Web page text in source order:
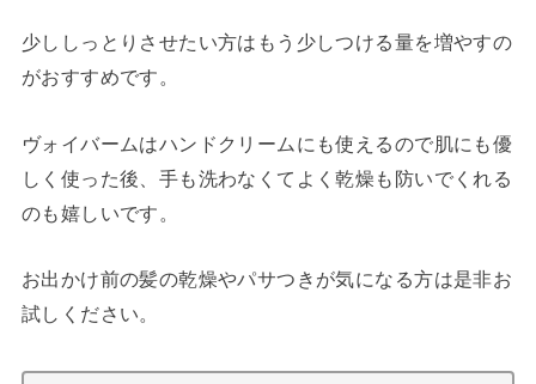
少ししっとりさせたい方はもう少しつける量を増やすの
がおすすめです。
ヴォイバームはハンドクリームにも使えるので肌にも優
しく使った後、手も洗わなくてよく乾燥も防いでくれる
のも嬉しいです。
お出かけ前の髪の乾燥やパサつきが気になる方は是非お
試しください。